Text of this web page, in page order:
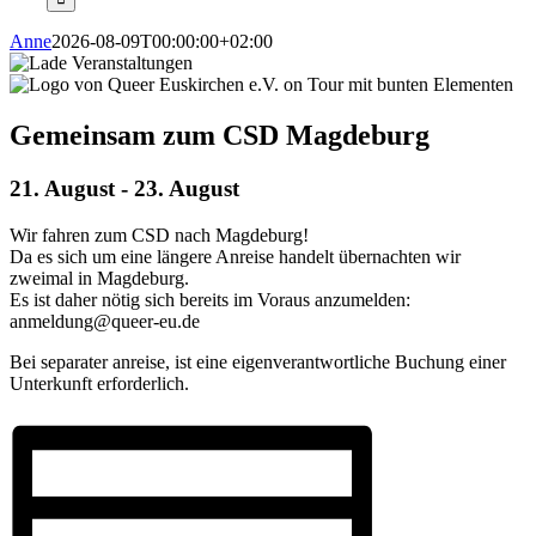
Anne2026-08-09T00:00:00+02:00
Gemeinsam zum CSD Magdeburg
21. August - 23. August
Wir fahren zum CSD nach Magdeburg!
Da es sich um eine längere Anreise handelt übernachten wir
zweimal in Magdeburg.
Es ist daher nötig sich bereits im Voraus anzumelden:
anmeldung@queer-eu.de
Bei separater anreise, ist eine eigenverantwortliche Buchung einer
Unterkunft erforderlich.